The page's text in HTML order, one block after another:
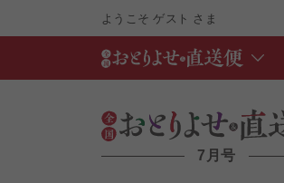
ようこそゲスト さま
7月号